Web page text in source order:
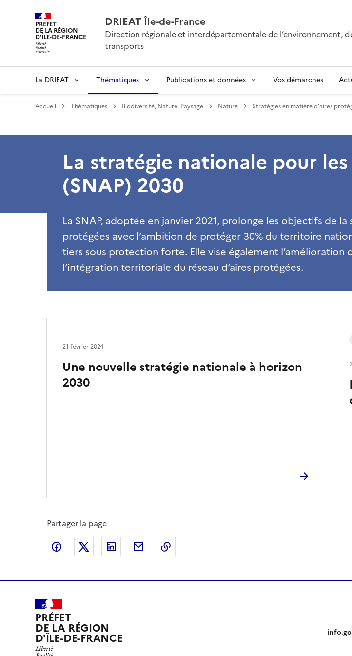
PRÉFET
DE LA RÉGION
D'ÎLE-DE-FRANCE
DRIEAT Île-de-France
Direction régionale et interdépartementale de l’environnement,
transports
La DRIEAT Thématiques Publications et données Vos démarches
Accueil Thématiques Biodiversité, Nature, Paysage Nature Stratégies en matière d’aires
La stratégie nationale pour
(SNAP) 2030
La SNAP, adoptée en janvier 2021, prolonge les objectifs de
protégées avec l’ambition de protéger 30% du territoire
tiers sous protection forte. Elle vise également l’amélioration
l’intégration territoriale du réseau d’aires protégées.
Une nouvelle stratégie nationale à horizon
2030
21 février 2024
Partager la page
Partager sur Facebook
Partager sur XPartager sur LinkedIn
Partager par email
PRÉFET
DE LA RÉGION
D'ÎLE-DE-FRANCE